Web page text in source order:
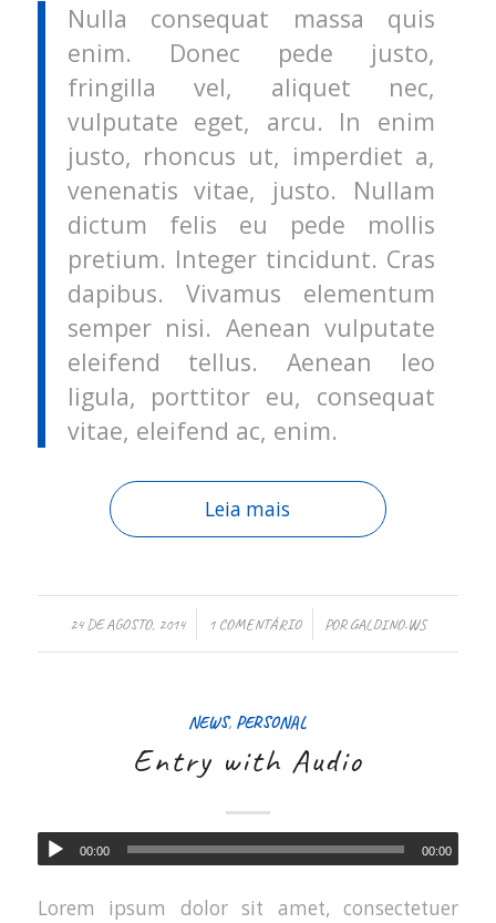
Nulla consequat massa quis
enim. Donec pede justo,
fringilla vel, aliquet nec,
vulputate eget, arcu. In enim
justo, rhoncus ut, imperdiet a,
venenatis vitae, justo. Nullam
dictum felis eu pede mollis
pretium. Integer tincidunt. Cras
dapibus. Vivamus elementum
semper nisi. Aenean vulputate
eleifend tellus. Aenean leo
ligula, porttitor eu, consequat
vitae, eleifend ac, enim.
Leia mais
24 DE AGOSTO, 2014
/ 1 COMENTÁRIO
/ PORGALDINO.WS
NEWS, PERSONAL
Entry with Audio
00:00 00:00
Lorem ipsum dolor sit amet, consectetuer